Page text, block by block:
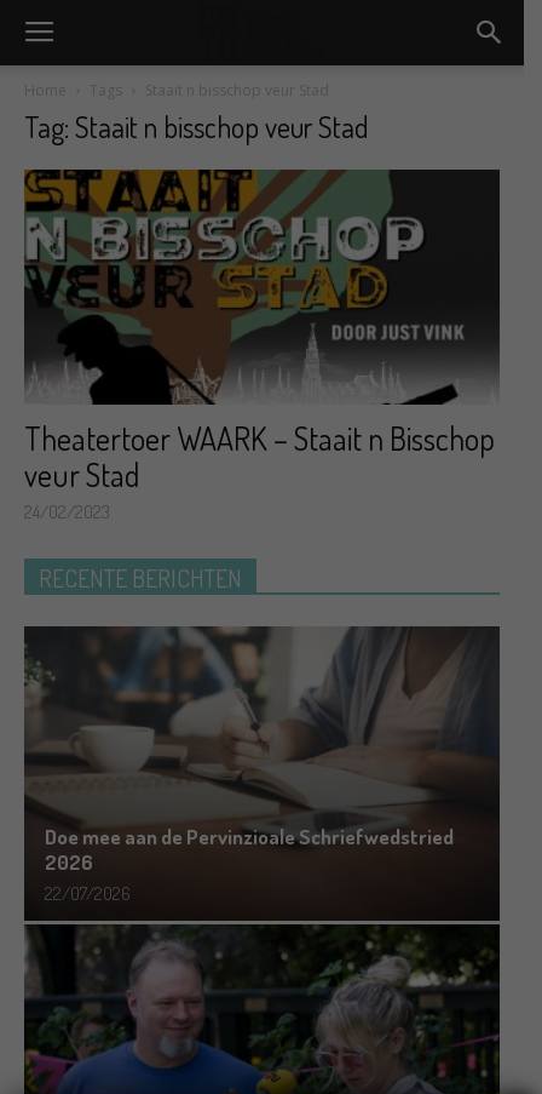
Home Tags Staait n bisschop veur Stad
Tag: Staait n bisschop veur Stad
Theatertoer WAARK – Staait n Bisschop
veur Stad
24/02/2023
RECENTE BERICHTEN
Doe mee aan de Pervinzioale Schriefwedstried
2026
22/07/2026